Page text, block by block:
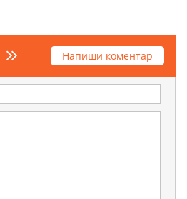
Напиши коментар